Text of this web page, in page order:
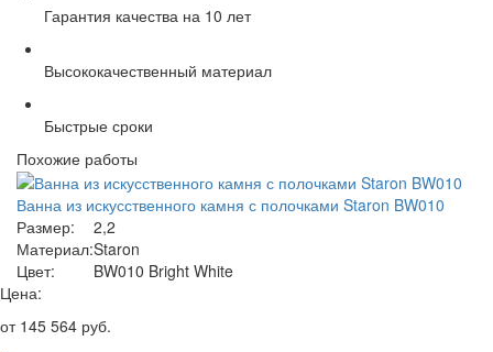
Гарантия качества на 10 лет
Высококачественный материал
Быстрые сроки
Похожие работы
Ванна из искусственного камня с полочками Staron BW010
Размер:
2,2
Материал:Staron
Цвет:
BW010 Bright White
Цена:
от 145 564 руб.